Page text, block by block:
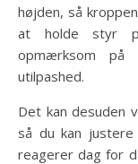
højden, så
at holde styr
opmærksom
utilpashed.
Det kan desuden
så du kan justere
reagerer dag for